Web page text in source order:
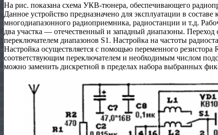
На рис. показана схема УКВ-тюнера, обеспечивающего
Данное устройство предназначено для эксплуатации в составе
многодиапазонного радиоприемника, радиостанции и т.д.
два участка — отечественный и западный диапазоны. Переход
переключателем диапазонов S1. Настройка на частоты
Настройка осуществляется с помощью переменного резистора
соответствующим переключателем и необходимым числом
можно заменить дискретной в пределах набора выбранных